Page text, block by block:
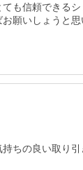
も信頼できる
願いしょうと思
ちの良い取り引